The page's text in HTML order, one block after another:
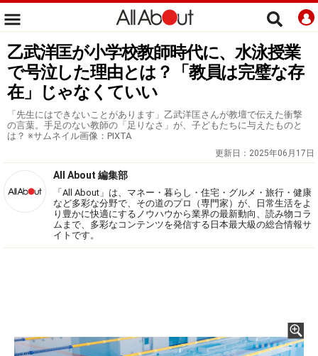
乙武洋匡が小学校教師時代に、水泳授業
で号泣した理由とは？「教員は完璧な存
在」じゃなくていい
「先生にはできないことがあります」乙武洋匡さんが教壇で伝えた衝撃
の言葉。手足のない教師の「足りなさ」が、子どもたちに与えたものと
は？ ※サムネイル画像：PIXTA
更新日： 2025年06月17日
All About 編集部
「All About」は、マネー・暮らし・住宅・グルメ・旅行・健康
など多彩な分野で、その道のプロ（専門家）が、日常生活をよ
り豊かに快適にするノウハウから業界の最新動向、読み物コラ
ムまで、多彩なコンテンツを発信する日本最大級の総合情報サ
イトです。